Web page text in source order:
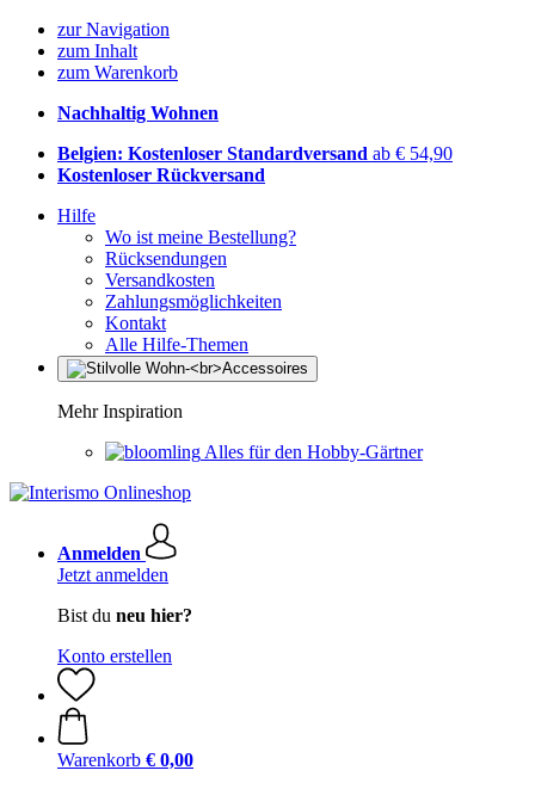
zur Navigation
zum Inhalt
zum Warenkorb
Nachhaltig Wohnen
Belgien: Kostenloser Standardversand ab € 54,90
Kostenloser Rückversand
Hilfe
Wo ist meine Bestellung?
Rücksendungen
Versandkosten
Zahlungsmöglichkeiten
Kontakt
Alle Hilfe-Themen
Mehr Inspiration
Alles für den Hobby-Gärtner
Anmelden
Jetzt anmelden
Bist du neu hier?
Konto erstellen
Warenkorb € 0,00